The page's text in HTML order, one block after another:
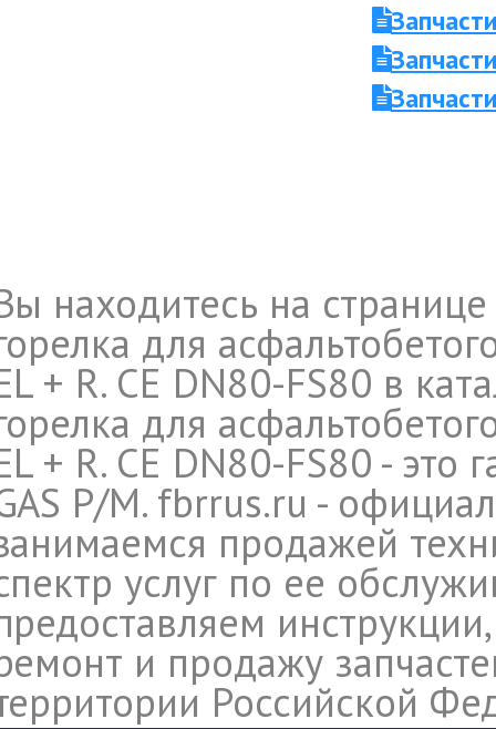
находитесь на
для
+ R. CE DN80-FS80 в
для
+ R. CE DN80-FS80 - это
P/M. fbrrus.ru -
продажей
услуг по ее
и продажу
Российской